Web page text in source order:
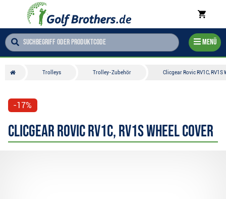
Menü
Trolleys Trolley-Zubehör Clicgear Rovic RV1C, RV1S
-17%
Clicgear Rovic RV1C, RV1S Wheel Cover